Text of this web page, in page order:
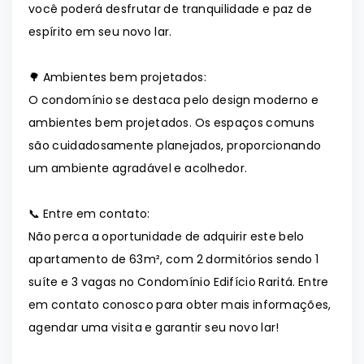
você poderá desfrutar de tranquilidade e paz de
espírito em seu novo lar.
🌳 Ambientes bem projetados:
O condomínio se destaca pelo design moderno e
ambientes bem projetados. Os espaços comuns
são cuidadosamente planejados, proporcionando
um ambiente agradável e acolhedor.
📞 Entre em contato:
Não perca a oportunidade de adquirir este belo
apartamento de 63m², com 2 dormitórios sendo 1
suíte e 3 vagas no Condomínio Edifício Raritá. Entre
em contato conosco para obter mais informações,
agendar uma visita e garantir seu novo lar!